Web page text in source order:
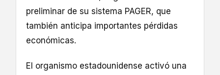
preliminar de su sistema PAGER, que
también anticipa importantes pérdidas
económicas.
El organismo estadounidense activó una